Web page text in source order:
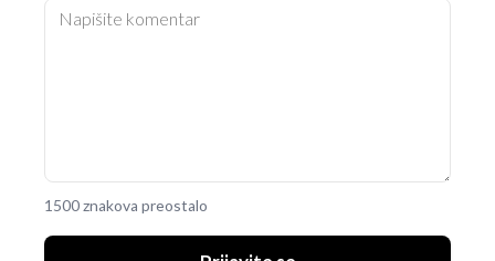
1500 znakova preostalo